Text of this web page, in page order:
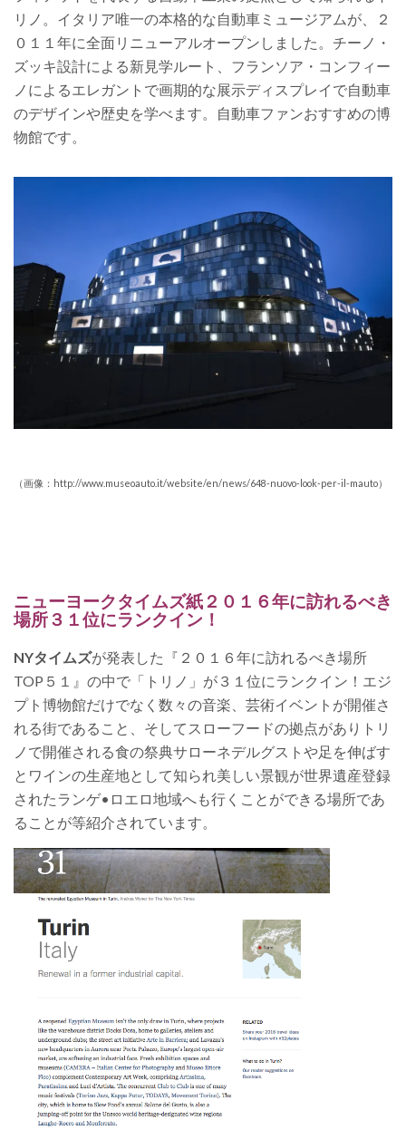
リノ。 イタリア唯一の本格的な自動車ミュージアムが、２
０１１年に全面リニューアルオープンしました。 チーノ・
ズッキ設計による新見学ルート、フランソア・コンフィー
ノによるエレガントで画期的な展示ディスプレイで自動車
のデザインや歴史を学べます。自動車ファンおすすめの博
物館です。
（画像：http://www.museoauto.it/website/en/news/648-nuovo-look-per-il-mauto）
ニューヨークタイムズ紙２０１６年に訪れるべき
場所３１位にランクイン！
NYタイムズが発表した『２０１６年に訪れるべき場所
TOP５１』の中で「トリノ」が３１位にランクイン！エジ
プト博物館だけでなく数々の音楽、芸術イベントが開催さ
れる街であること、そしてスローフードの拠点がありトリ
ノで開催される食の祭典サローネデルグストや足を伸ばす
とワインの生産地として知られ美しい景観が世界遺産登録
されたランゲ•ロエロ地域へも行くことができる場所であ
ることが等紹介されています。